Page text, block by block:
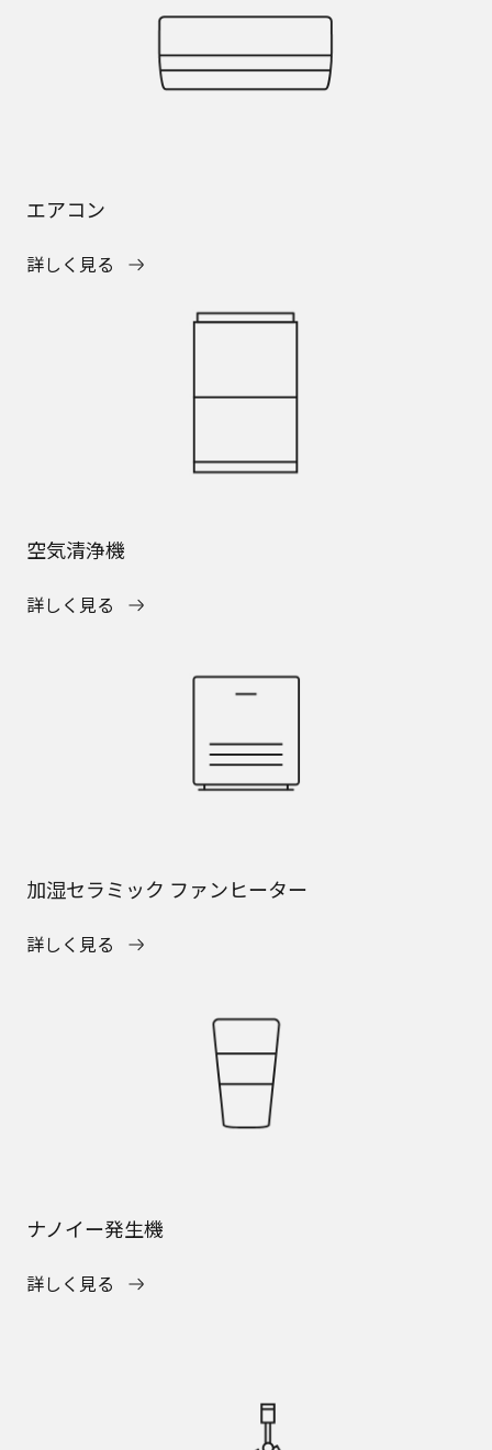
エアコン
詳しく見る
空気清浄機
詳しく見る
加湿セラミック ファンヒーター
詳しく見る
ナノイー発生機
詳しく見る